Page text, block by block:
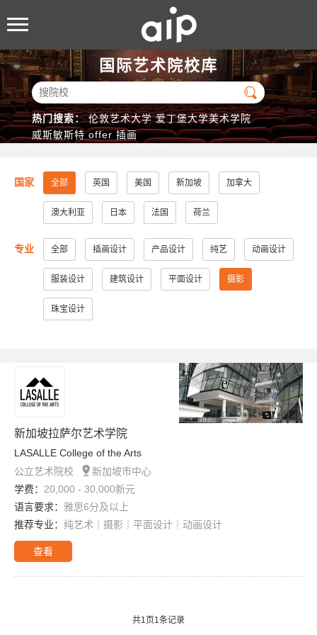
国际艺术院校库

热门搜索： 伦敦艺术大学 爱丁堡大学美术学院
威斯敏斯特 offer 插画
国家 全部 英国 美国 新加坡 加拿大
澳大利亚 日本 法国 荷兰
专业 全部 插画设计 产品设计 纯艺 动画设计
服装设计 建筑设计 平面设计 摄影
珠宝设计
新加坡拉萨尔艺术学院
LASALLE College of the Arts
公立艺术院校
新加坡市中心
学费： 20,000 - 30,000新元
语言要求： 雅思6分及以上
推荐专业： 纯艺术｜摄影｜平面设计｜动画设计
查看
共1 页1条记录